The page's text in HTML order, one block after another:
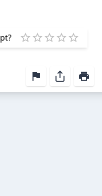
1 Star
2 Stars
3 Stars
4 Stars
5